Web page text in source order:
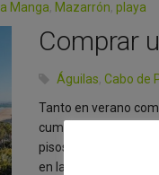
La Manga, Mazarrón, playa
Comprar
Águilas,Cabo de
Tanto en verano
cumplir para los
pisos o dúplex para
en las playas de